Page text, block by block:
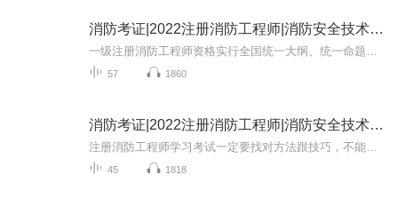
消防考证|2022注册消防工程师|消防安全技术实务
57 1860
消防考证|2022注册消防工程师|消防安全技术实务
45 1818